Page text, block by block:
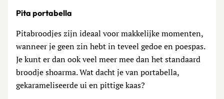
Pita portabella
Pitabroodjes zijn ideaal voor makkelijke momenten,
wanneer je geen zin hebt in teveel gedoe en poespas.
Je kunt er dan ook veel meer mee dan het standaard
broodje shoarma. Wat dacht je van portabella,
gekarameliseerde ui en pittige kaas?